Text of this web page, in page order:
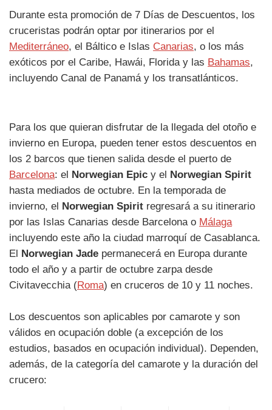
Durante esta promoción de 7 Días de Descuentos, los
cruceristas podrán optar por itinerarios por el
Mediterráneo, el Báltico e Islas Canarias, o los más
exóticos por el Caribe, Hawái, Florida y las Bahamas,
incluyendo Canal de Panamá y los transatlánticos.
Para los que quieran disfrutar de la llegada del otoño e
invierno en Europa, pueden tener estos descuentos en
los 2 barcos que tienen salida desde el puerto de
Barcelona: el Norwegian Epic y el Norwegian Spirit
hasta mediados de octubre. En la temporada de
invierno, el Norwegian Spirit regresará a su itinerario
por las Islas Canarias desde Barcelona o Málaga
incluyendo este año la ciudad marroquí de Casablanca.
El Norwegian Jade permanecerá en Europa durante
todo el año y a partir de octubre zarpa desde
Civitavecchia (Roma) en cruceros de 10 y 11 noches.
Los descuentos son aplicables por camarote y son
válidos en ocupación doble (a excepción de los
estudios, basados en ocupación individual). Dependen,
además, de la categoría del camarote y la duración del
crucero: